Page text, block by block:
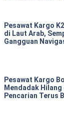
Pesawat Kargo
di Laut Arab,
Gangguan
Pesawat Kargo
Mendadak
Pencarian Terus